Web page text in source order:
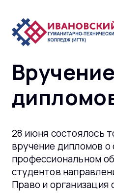
Вручение
28 июня состоялось
вручение дипломов
профессиональном
студентов
Право и организация